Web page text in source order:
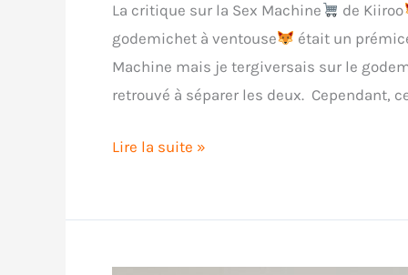
La critique sur la Sex Machine de Kiiroo
godemichet à ventouse
était un
Machine mais je tergiversais sur le
retrouvé à séparer les deux. Cependant,
Critique
Lire la suite »